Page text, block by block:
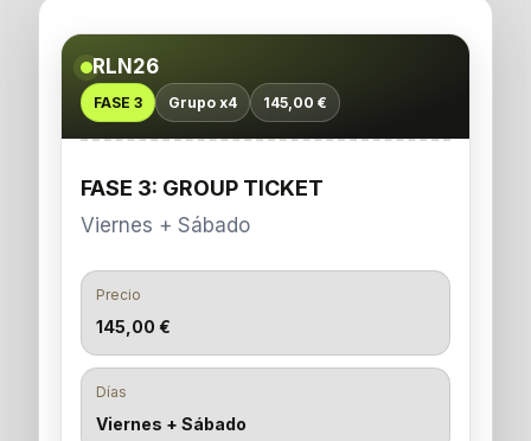
RLN26
FASE 3 Grupo x4 145,00 €
FASE 3: GROUP TICKET
Viernes + Sábado
Precio
145,00 €
Días
Viernes + Sábado